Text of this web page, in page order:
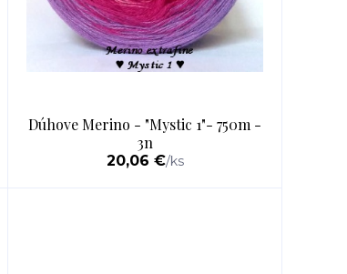
Dúhove Merino - "Mystic 1"- 750m -
3n
20,06 €/ks